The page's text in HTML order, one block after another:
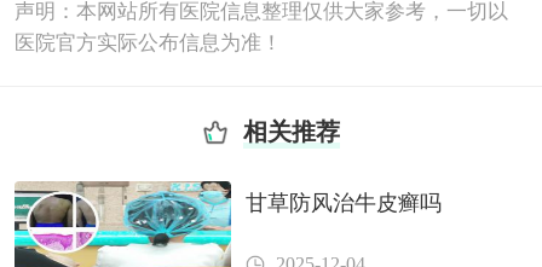
声明：本网站所有医院信息整理仅供大家参考，一切以
医院官方实际公布信息为准！
相关推荐
甘草防风治牛皮癣吗